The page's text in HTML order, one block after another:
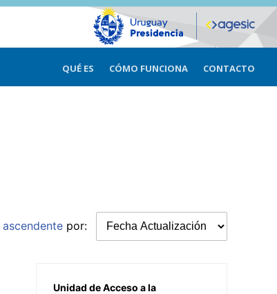
QUÉ ES CÓMO FUNCIONA CONTACTO
ascendente por:
Unidad de Acceso a la